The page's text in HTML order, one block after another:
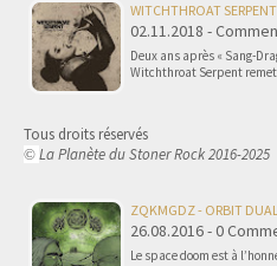
WITCHTHROAT
02.11.2018 -
Deux ans après « Sang-
Witchthroat Serpent
Tous droits réservés
© La Planète du Stoner Rock 2016-2025
ZQKMGDZ - ORBIT
26.08.2016 - 0
Le space doom est à